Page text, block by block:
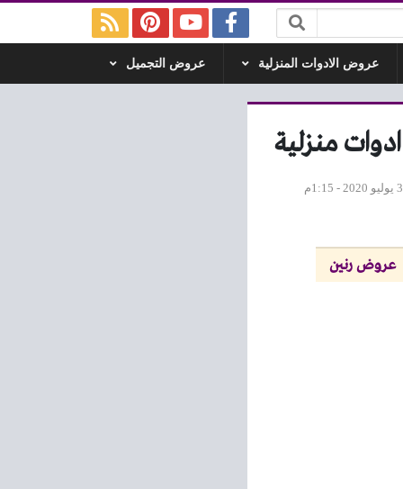
عروض الادوات المنزلية عروض التجميل
- 1:15م
عروض رنين